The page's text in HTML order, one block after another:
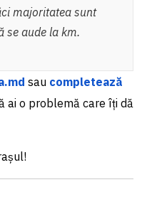
majoritatea sunt
se aude la km.
sau completează
ai o problemă care îți dă